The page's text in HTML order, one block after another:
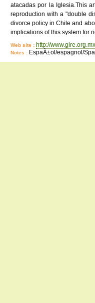
atacadas por la Iglesia.This
reproduction with a "double
divorce policy in Chile and
implications of this system for
Web site : http://
Notes : EspaÃ±ol/espagnol/